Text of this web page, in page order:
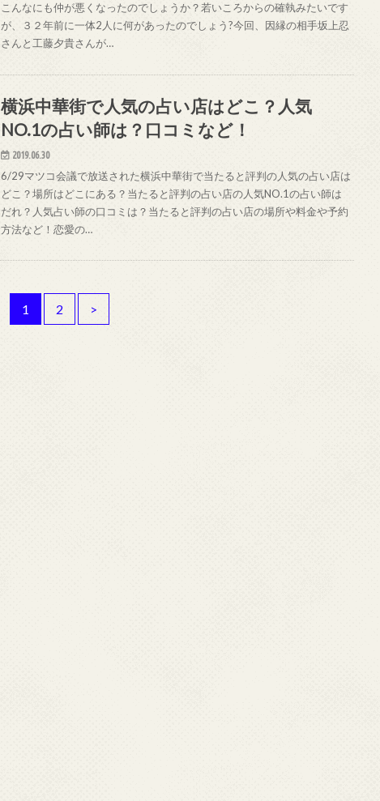
こんなにも仲が悪くなったのでしょうか？若いころからの確執みたいです
が、３２年前に一体2人に何があったのでしょう?今回、因縁の相手坂上忍
さんと工藤夕貴さんが…
横浜中華街で人気の占い店はどこ？人気
NO.1の占い師は？口コミなど！
2019.06.30
6/29マツコ会議で放送された横浜中華街で当たると評判の人気の占い店は
どこ？場所はどこにある？当たると評判の占い店の人気NO.1の占い師は
だれ？人気占い師の口コミは？当たると評判の占い店の場所や料金や予約
方法など！恋愛の…
1 2 >